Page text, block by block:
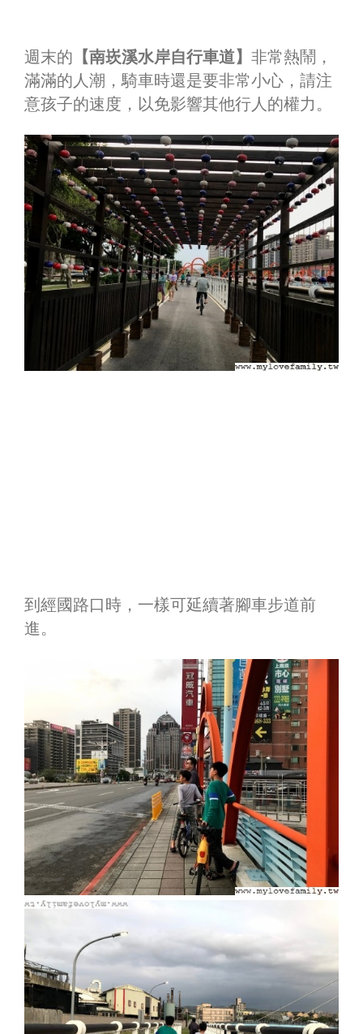
週末的 【南崁溪水岸自行車道】 非常熱鬧，
滿滿的人潮，騎車時還是要非常小心，請注
意孩子的速度，以免影響其他行人的權力。
到經國路口時，一樣可延續著腳車步道前
進。